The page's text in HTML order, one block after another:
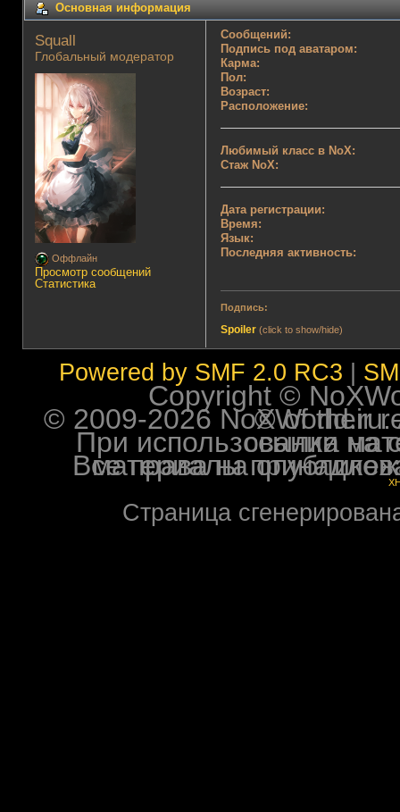
Основная информация
Squall
Глобальный модератор
Оффлайн
Просмотр сообщений
Статистика
Сообщений:
Подпись под аватаром:
Карма:
Пол:
Возраст:
Расположение:
Любимый класс в NoX:
Стаж NoX:
Дата регистрации:
Время:
Язык:
Последняя активность:
Подпись:
Spoiler(click to show/hide)
Powered by SMF 2.0 RC3
Copyright ©
© 2009-2026 NoXWorld.ru. All
При использовании
Все права на опубликованные на форуме
Страница